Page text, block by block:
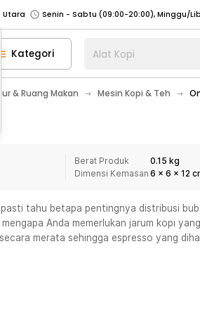
Utara
Barat
Senin - Jumat (07:00 - 20:00),
Senin - Jumat (08:00 - 20:00), Sabtu -
Senin - Jumat (08:00 - 20:00), Sabtu -
Senin - Sabtu (09:00-20:00), Minggu/
Senin - Sabtu (09:00-20:00), Minggu/
Barat
Senin - Jumat (07:00 - 20:00),
Senin - Jumat (08:00 - 20:00), Sabtu -
Kategori Alat Kopi
& Ruang Makan Mesin Kopi & Teh
Berat Produk
0.15 kg
Dimensi Kemasan 6 x 6 x 12
tahu betapa pentingnya distribusi
Anda memerlukan jarum kopi
merata sehingga espresso yang